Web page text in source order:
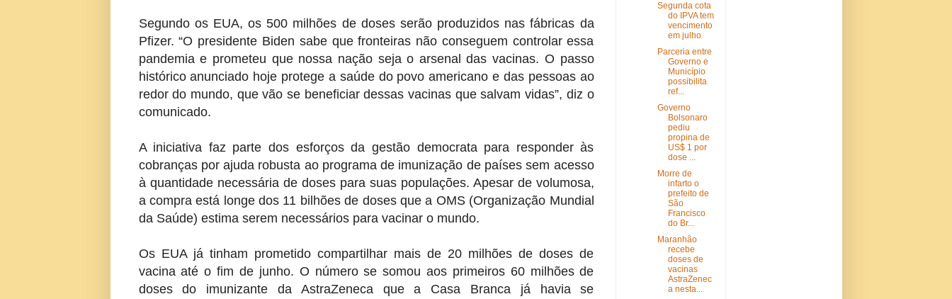
Segundo os EUA, os 500 milhões de doses serão produzidos nas fábricas da
Pfizer. “O presidente Biden sabe que fronteiras não conseguem controlar essa
pandemia e prometeu que nossa nação seja o arsenal das vacinas. O passo
histórico anunciado hoje protege a saúde do povo americano e das pessoas ao
redor do mundo, que vão se beneficiar dessas vacinas que salvam vidas”, diz o
comunicado.
A iniciativa faz parte dos esforços da gestão democrata para responder às
cobranças por ajuda robusta ao programa de imunização de países sem acesso
à quantidade necessária de doses para suas populações. Apesar de volumosa,
a compra está longe dos 11 bilhões de doses que a OMS (Organização Mundial
da Saúde) estima serem necessários para vacinar o mundo.
Os EUA já tinham prometido compartilhar mais de 20 milhões de doses de
vacina até o fim de junho. O número se somou aos primeiros 60 milhões de
doses do imunizante da AstraZeneca que a Casa Branca já havia se
Segunda cota
do IPVA tem
vencimento
em julho
Parceria entre
Governo e
Município
possibilita
ref...
Governo
Bolsonaro
pediu
propina de
US$ 1 por
dose ...
Morre de
infarto o
prefeito de
São
Francisco
do Br...
Maranhão
recebe
doses de
vacinas
AstraZenec
a nesta...